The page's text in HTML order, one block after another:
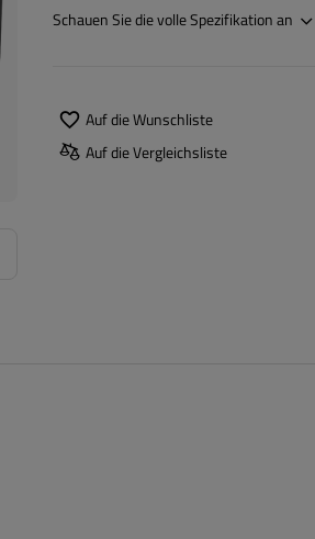
Schauen Sie die volle Spezifikation an
Auf die Wunschliste
Auf die Vergleichsliste